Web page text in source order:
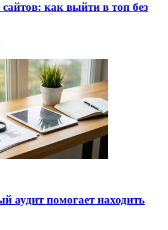
как выйти в топ без
аудит помогает находить